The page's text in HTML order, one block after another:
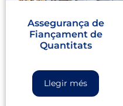
Assegurança de
Fiançament de
Quantitats
Llegir més